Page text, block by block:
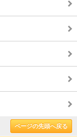
ページの先頭へ戻る